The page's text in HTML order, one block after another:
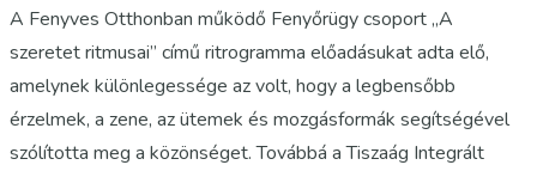
A Fenyves Otthonban működő Fenyőrügy csoport „A
szeretet ritmusai” című ritrogramma előadásukat adta elő,
amelynek különlegessége az volt, hogy a legbensőbb
érzelmek, a zene, az ütemek és mozgásformák segítségével
szólította meg a közönséget. Továbbá a Tiszaág Integrált